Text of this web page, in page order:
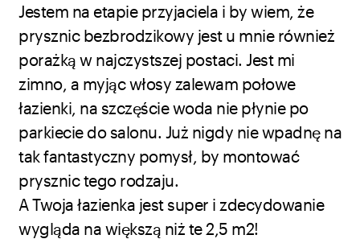
Jestem na etapie przyjaciela i by wiem, że
prysznic bezbrodzikowy jest u mnie również
porażką w najczystszej postaci. Jest mi
zimno, a myjąc włosy zalewam połowe
łazienki, na szczęście woda nie płynie po
parkiecie do salonu. Już nigdy nie wpadnę na
tak fantastyczny pomysł, by montować
prysznic tego rodzaju.
A Twoja łazienka jest super i zdecydowanie
wygląda na większą niż te 2,5 m2!